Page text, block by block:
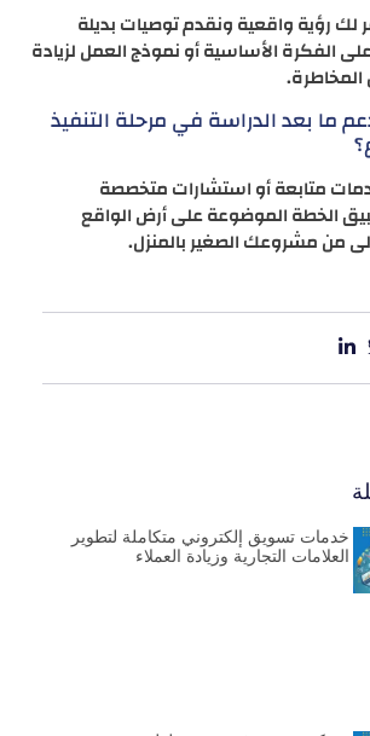
رؤية واقعية ونقدم توصيات بديلة
الفكرة الأساسية أو نموذج العمل لزيادة
المخاطرة.
ما بعد الدراسة في مرحلة التنفيذ
متابعة أو استشارات متخصصة
الخطة الموضوعة على أرض الواقع
من مشروعك الصغير بالمنزل.
خدمات تسويق إلكتروني متكاملة لتطوير
العلامات التجارية وزيادة العملاء